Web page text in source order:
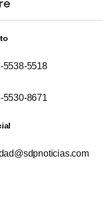
5538-5518
5530-8671